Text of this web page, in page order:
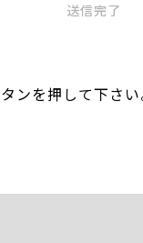
送信完了
ンを押して下さ